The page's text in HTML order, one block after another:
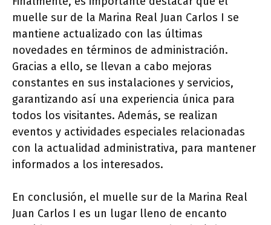
muelle sur de la Marina Real Juan Carlos I se
mantiene actualizado con las últimas
novedades en términos de administración.
Gracias a ello, se llevan a cabo mejoras
constantes en sus instalaciones y servicios,
garantizando así una experiencia única para
todos los visitantes. Además, se realizan
eventos y actividades especiales relacionadas
con la actualidad administrativa, para mantener
informados a los interesados.
En conclusión, el muelle sur de la Marina Real
Juan Carlos I es un lugar lleno de encanto